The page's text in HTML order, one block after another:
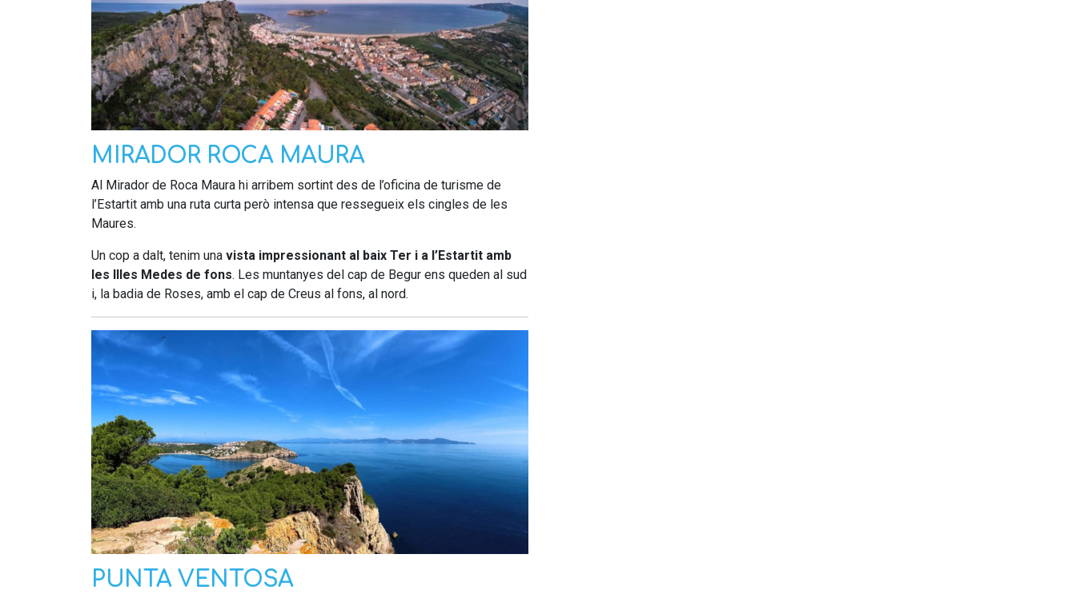
MIRADOR ROCA MAURA
Al Mirador de Roca Maura hi arribem sortint des de l’oficina de turisme de
l’Estartit amb una ruta curta però intensa que ressegueix els cingles de les
Maures.
Un cop a dalt, tenim una vista impressionant al baix Ter i a l’Estartit amb
les Illes Medes de fons. Les muntanyes del cap de Begur ens queden al sud
i, la badia de Roses, amb el cap de Creus al fons, al nord.
PUNTA VENTOSA